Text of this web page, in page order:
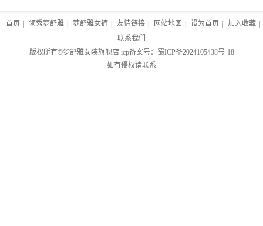
首页 领秀梦舒雅 梦舒雅女裤 友情链接 网站地图 设为首页 加入收藏
联系我们
版权所有©梦舒雅女装旗舰店icp备案号： 蜀ICP备2024105438号-18
如有侵权请联系